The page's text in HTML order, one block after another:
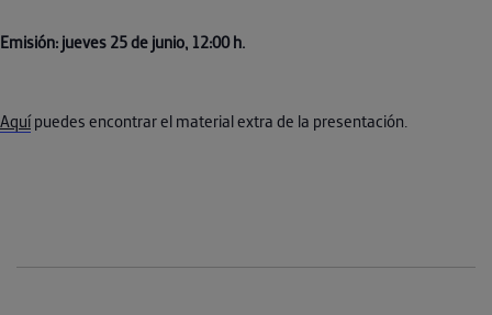
Emisión: jueves 25 de junio, 12:00 h.
Aquípuedes encontrar el material extra de la presentación.